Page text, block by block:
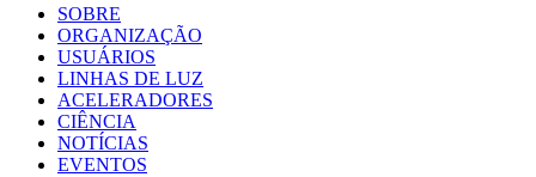
SOBRE
ORGANIZAÇÃO
USUÁRIOS
LINHAS DE LUZ
ACELERADORES
CIÊNCIA
NOTÍCIAS
EVENTOS